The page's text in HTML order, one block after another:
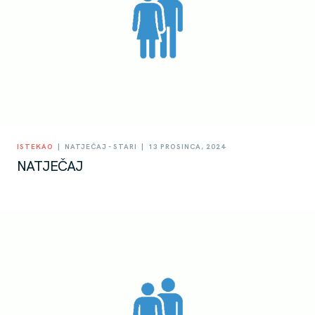
ISTEKAO | NATJEČAJ - STARI | 13 PROSINCA, 2024
NATJEČAJ